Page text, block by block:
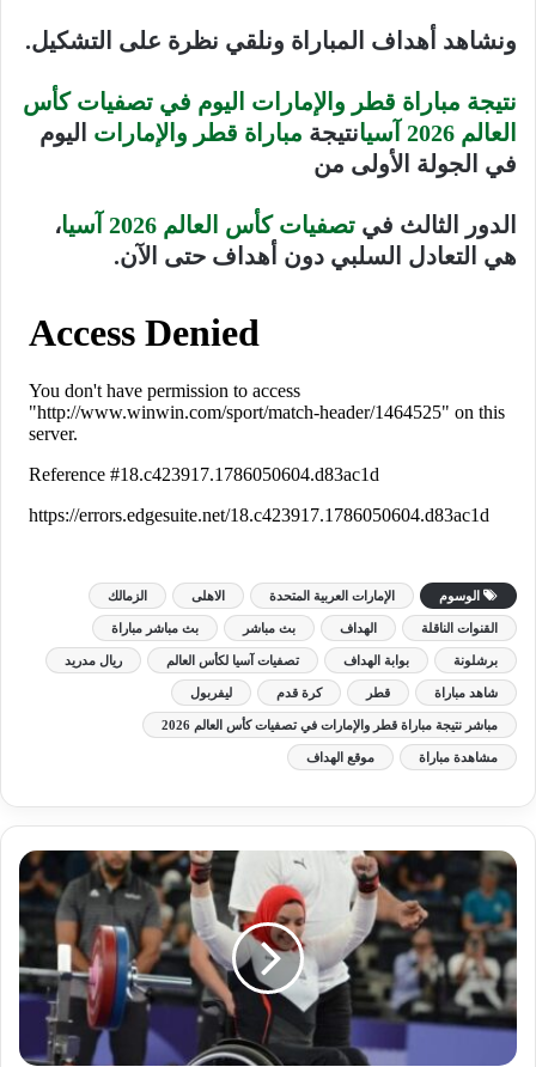
ونشاهد أهداف المباراة ونلقي نظرة على التشكيل.
نتيجة مباراة قطر والإمارات اليوم في تصفيات كأس
العالم 2026 آسيا
نتيجة مباراة قطر والإمارات اليوم
في الجولة الأولى من
الدور الثالث في تصفيات كأس العالم 2026 آسيا
،
هي التعادل السلبي دون أهداف حتى الآن.
الوسوم الإمارات العربية المتحدة الاهلى الزمالك
القنوات الناقلة الهداف بث مباشر بث مباشر مباراة
برشلونة بوابة الهداف تصفيات آسيا لكأس العالم ريال مدريد
شاهد مباراة قطر كرة قدم ليفربول
مباشر نتيجة مباراة قطر والإمارات في تصفيات كأس العالم 2026
مشاهدة مباراة موقع الهداف